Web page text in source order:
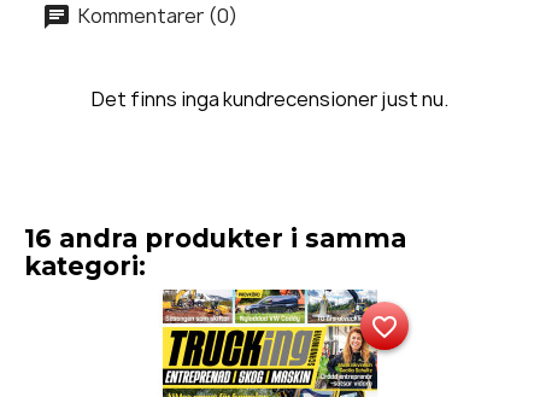
Kommentarer (0)
Det finns inga kundrecensioner just nu.
16 andra produkter i samma
kategori:
favorite_border